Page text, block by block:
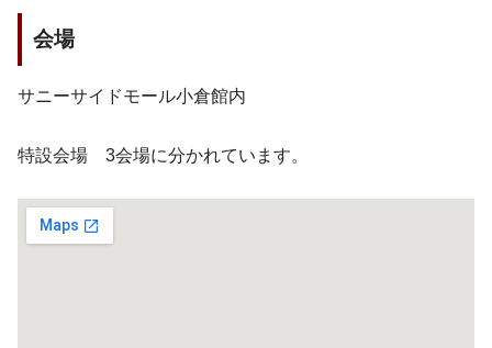
会場
サニーサイドモール小倉館内
特設会場 3会場に分かれています。